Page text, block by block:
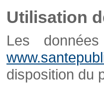
Utilisation
Les
disposition du